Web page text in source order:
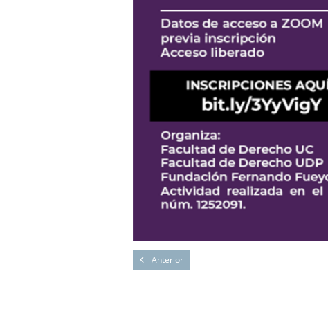
Anterior